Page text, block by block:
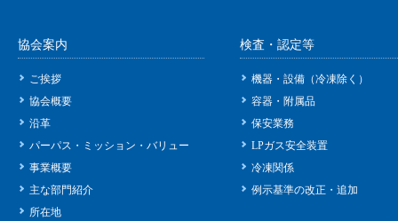
協会案内
ご挨拶
協会概要
沿革
パーパス・ミッション・バリュー
事業概要
主な部門紹介
所在地
検査・認定等
機器・設備（冷凍除く）
容器・附属品
保安業務
LPガス安全装置
冷凍関係
例示基準の改正・追加